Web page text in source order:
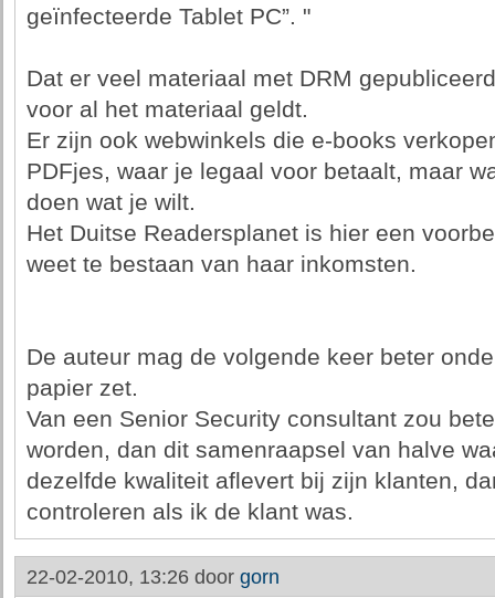
geïnfecteerde Tablet PC”. "
Dat er veel materiaal met DRM
voor al het materiaal geldt.
Er zijn ook webwinkels die e-books
PDFjes, waar je legaal voor betaalt, maar
doen wat je wilt.
Het Duitse Readersplanet is hier een
weet te bestaan van haar inkomsten.
De auteur mag de volgende keer beter
papier zet.
Van een Senior Security consultant zou
worden, dan dit samenraapsel van halve
dezelfde kwaliteit aflevert bij zijn klanten,
controleren als ik de klant was.
22-02-2010, 13:26 door gorn